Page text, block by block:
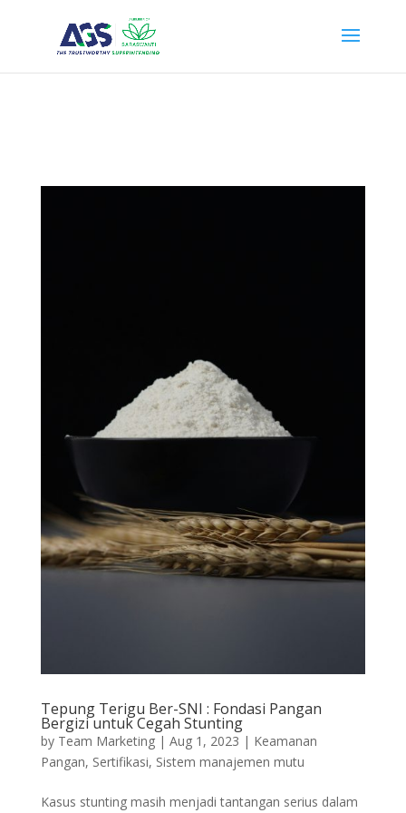
Anugerah Global Superintending", "url": "https://ags.saraswanti.com/"
Tepung Terigu Ber-SNI : Fondasi Pangan
Bergizi untuk Cegah Stunting
by Team Marketing| Aug 1, 2023 | Keamanan
Pangan, Sertifikasi, Sistem manajemen mutu
Kasus stunting masih menjadi tantangan serius dalam